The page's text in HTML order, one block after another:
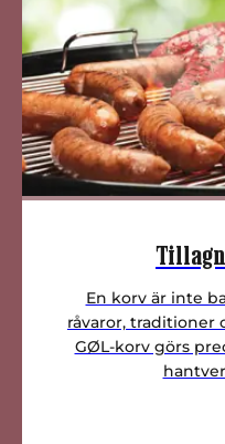
En korv är inte
råvaror, traditioner
GØL-korv görs